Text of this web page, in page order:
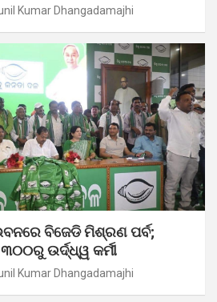
Kumar Dhangadamajhi
ବିଜେଡି ମିଶ୍ରଣ ପର୍ବ;
ଉର୍ଦ୍ଧ୍ୱ କର୍ମୀ
Kumar Dhangadamajhi